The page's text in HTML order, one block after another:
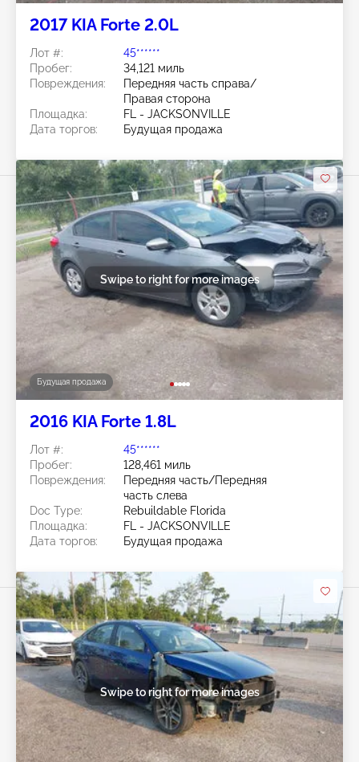
2017 KIA Forte 2.0L
Лот #:
45******
Пробег:
34,121 миль
Повреждения:
Передняя часть справа/
Правая сторона
Площадка:
FL - JACKSONVILLE
Дата торгов:
Будущая продажа
Будущая продажа
Swipe to right for more images
2016 KIA Forte 1.8L
Лот #:
45******
Пробег:
128,461 миль
Повреждения:
Передняя часть/Передняя
часть слева
Doc Type:
Rebuildable Florida
Площадка:
FL - JACKSONVILLE
Дата торгов:
Будущая продажа
Swipe to right for more images